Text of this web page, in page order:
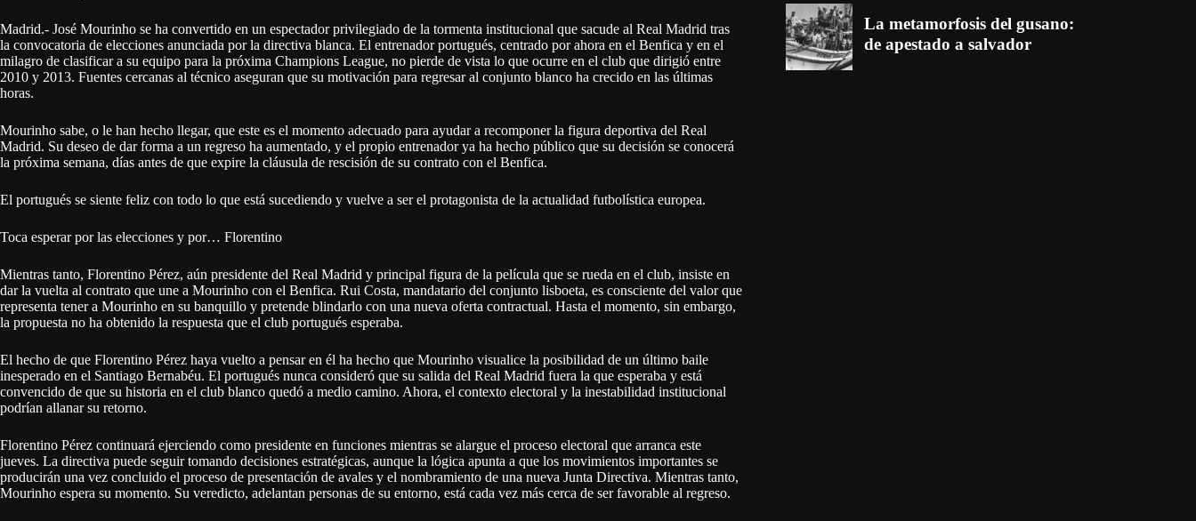
Madrid.- José Mourinho se ha convertido en un espectador privilegiado de la tormenta institucional que sacude al Real Madrid tras
la convocatoria de elecciones anunciada por la directiva blanca. El entrenador portugués, centrado por ahora en el Benfica y en el
milagro de clasificar a su equipo para la próxima Champions League, no pierde de vista lo que ocurre en el club que dirigió entre
2010 y 2013. Fuentes cercanas al técnico aseguran que su motivación para regresar al conjunto blanco ha crecido en las últimas
horas.
Mourinho sabe, o le han hecho llegar, que este es el momento adecuado para ayudar a recomponer la figura deportiva del Real
Madrid. Su deseo de dar forma a un regreso ha aumentado, y el propio entrenador ya ha hecho público que su decisión se conocerá
la próxima semana, días antes de que expire la cláusula de rescisión de su contrato con el Benfica.
El portugués se siente feliz con todo lo que está sucediendo y vuelve a ser el protagonista de la actualidad futbolística europea.
Toca esperar por las elecciones y por… Florentino
Mientras tanto, Florentino Pérez, aún presidente del Real Madrid y principal figura de la película que se rueda en el club, insiste en
dar la vuelta al contrato que une a Mourinho con el Benfica. Rui Costa, mandatario del conjunto lisboeta, es consciente del valor que
representa tener a Mourinho en su banquillo y pretende blindarlo con una nueva oferta contractual. Hasta el momento, sin embargo,
la propuesta no ha obtenido la respuesta que el club portugués esperaba.
El hecho de que Florentino Pérez haya vuelto a pensar en él ha hecho que Mourinho visualice la posibilidad de un último baile
inesperado en el Santiago Bernabéu. El portugués nunca consideró que su salida del Real Madrid fuera la que esperaba y está
convencido de que su historia en el club blanco quedó a medio camino. Ahora, el contexto electoral y la inestabilidad institucional
podrían allanar su retorno.
Florentino Pérez continuará ejerciendo como presidente en funciones mientras se alargue el proceso electoral que arranca este
jueves. La directiva puede seguir tomando decisiones estratégicas, aunque la lógica apunta a que los movimientos importantes se
producirán una vez concluido el proceso de presentación de avales y el nombramiento de una nueva Junta Directiva. Mientras tanto,
Mourinho espera su momento. Su veredicto, adelantan personas de su entorno, está cada vez más cerca de ser favorable al regreso.